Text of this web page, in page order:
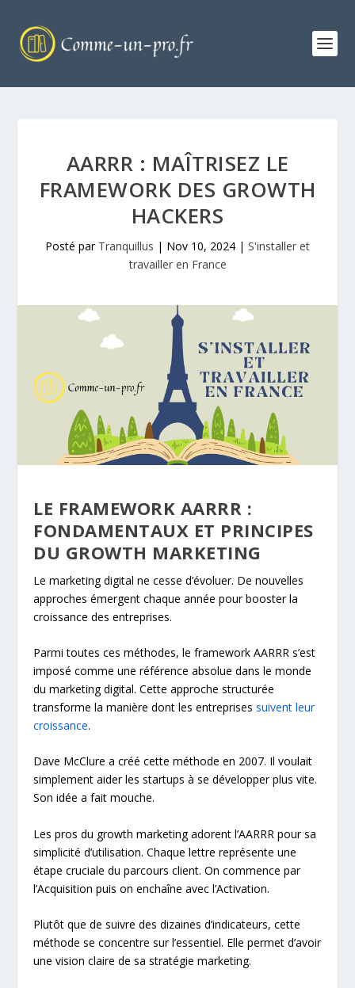
AARRR : MAÎTRISEZ LE
FRAMEWORK DES GROWTH
HACKERS
Posté par Tranquillus | Nov 10, 2024 | S'installer et
travailler en France
LE FRAMEWORK AARRR :
FONDAMENTAUX ET PRINCIPES
DU GROWTH MARKETING
Le marketing digital ne cesse d’évoluer. De nouvelles
approches émergent chaque année pour booster la
croissance des entreprises.
Parmi toutes ces méthodes, le framework AARRR s’est
imposé comme une référence absolue dans le monde
du marketing digital. Cette approche structurée
transforme la manière dont les entreprisessuivent leur
croissance.
Dave McClure a créé cette méthode en 2007. Il voulait
simplement aider les startups à se développer plus vite.
Son idée a fait mouche.
Les pros du growth marketing adorent l’AARRR pour sa
simplicité d’utilisation. Chaque lettre représente une
étape cruciale du parcours client. On commence par
l’Acquisition puis on enchaîne avec l’Activation.
Plutôt que de suivre des dizaines d’indicateurs, cette
méthode se concentre sur l’essentiel. Elle permet d’avoir
une vision claire de sa stratégie marketing.